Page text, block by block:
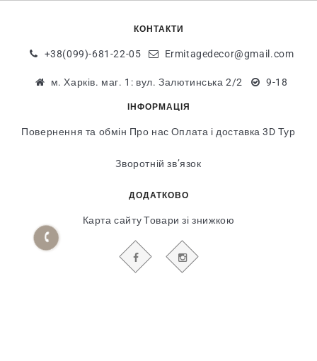
КОНТАКТИ
+38(099)-681-22-05 Ermitagedecor@gmail.com
м. Харків. маг. 1: вул. Залютинська 2/2 9-18
ІНФОРМАЦІЯ
Повернення та обмін Про нас Оплата і доставка 3D Тур
Зворотній зв’язок
ДОДАТКОВО
Карта сайту Товари зі знижкою